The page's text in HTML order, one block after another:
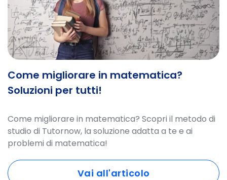
Come migliorare in matematica?
Soluzioni per tutti!
Come migliorare in matematica? Scopri il metodo di
studio di Tutornow, la soluzione adatta a te e ai
problemi di matematica!
Vai all'articolo